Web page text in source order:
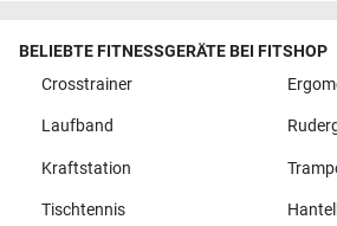
BELIEBTE FITNESSGERÄTE BEI FITSHOP
Crosstrainer
Laufband
Kraftstation
Tischtennis